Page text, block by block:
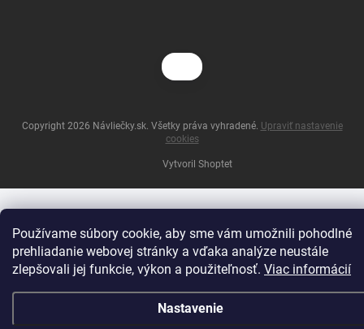
Používame súbory cookie, aby sme vám umožnili pohodlné
prehliadanie webovej stránky a vďaka analýze neustále
zlepšovali jej funkcie, výkon a použiteľnosť. Viac informácií
Nastavenie
Vytvoril Shoptet
Copyright 2026 Návliečky.sk. Všetky práva vyhradené. Upraviť nastavenie
cookies